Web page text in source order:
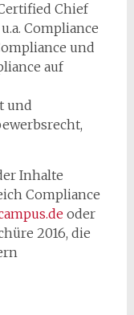
Chief
Compliance
und
auf
und
Inhalte
Compliance
oder
2016, die